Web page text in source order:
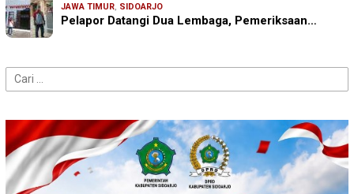
JAWA TIMUR, SIDOARJO
Pelapor Datangi Dua Lembaga, Pemeriksaan…
Cari
untuk: